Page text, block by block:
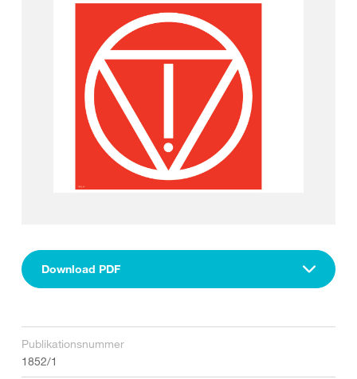
Download PDF
Publikationsnummer
1852/1